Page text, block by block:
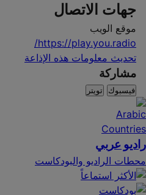
جهات الاتصال
موقع الويب
https://play.you.radio/
تحديث معلومات هذه الإذاعة
مشاركة
فيسبوك تويتر
راديو عربي
محطات الراديو والبودكاست